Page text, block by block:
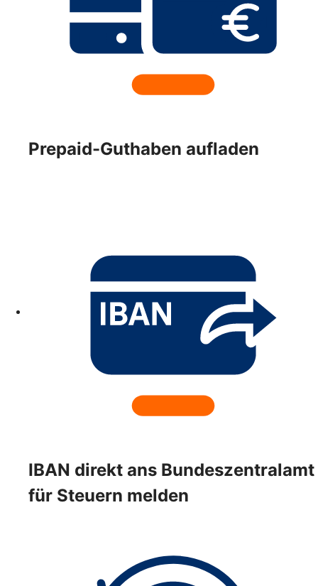
Prepaid-Guthaben aufladen
IBAN direkt ans Bundeszentralamt
für Steuern melden